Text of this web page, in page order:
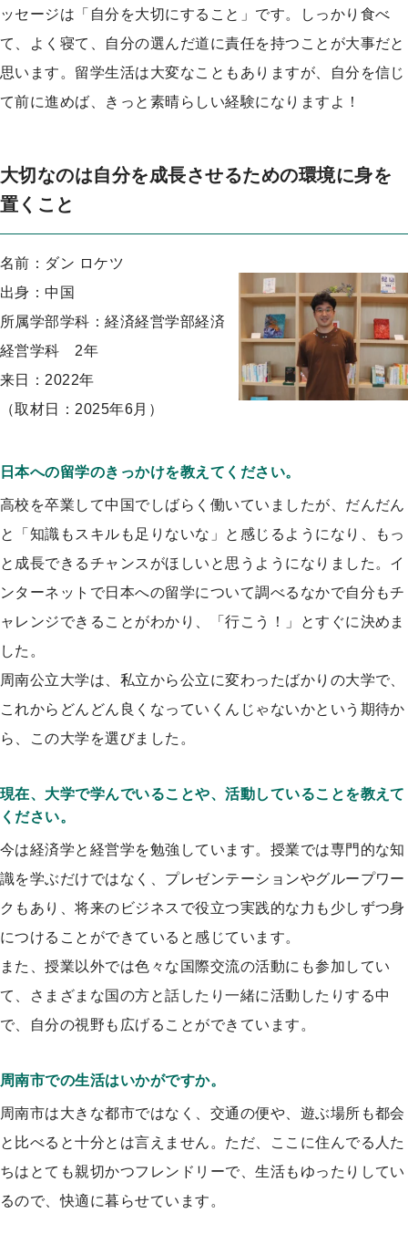
ッセージは「自分を大切にすること」です。しっかり食べ
て、よく寝て、自分の選んだ道に責任を持つことが大事だと
思います。留学生活は大変なこともありますが、自分を信じ
て前に進めば、きっと素晴らしい経験になりますよ！
大切なのは自分を成長させるための環境に身を
置くこと
名前：ダン ロケツ
出身：中国
所属学部学科：経済経営学部経済
経営学科 2年
来日：2022年
（取材日：2025年6月）
日本への留学のきっかけを教えてください。
高校を卒業して中国でしばらく働いていましたが、だんだん
と「知識もスキルも足りないな」と感じるようになり、もっ
と成長できるチャンスがほしいと思うようになりました。イ
ンターネットで日本への留学について調べるなかで自分もチ
ャレンジできることがわかり、「行こう！」とすぐに決めま
した。
周南公立大学は、私立から公立に変わったばかりの大学で、
これからどんどん良くなっていくんじゃないかという期待か
ら、この大学を選びました。
現在、大学で学んでいることや、活動していることを教えて
ください。
今は経済学と経営学を勉強しています。授業では専門的な知
識を学ぶだけではなく、プレゼンテーションやグループワー
クもあり、将来のビジネスで役立つ実践的な力も少しずつ身
につけることができていると感じています。
また、授業以外では色々な国際交流の活動にも参加してい
て、さまざまな国の方と話したり一緒に活動したりする中
で、自分の視野も広げることができています。
周南市での生活はいかがですか。
周南市は大きな都市ではなく、交通の便や、遊ぶ場所も都会
と比べると十分とは言えません。ただ、ここに住んでる人た
ちはとても親切かつフレンドリーで、生活もゆったりしてい
るので、快適に暮らせています。